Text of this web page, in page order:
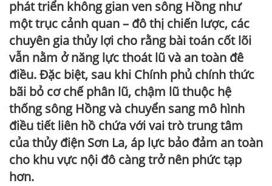
phát triển không gian ven sông Hồng như
một trục cảnh quan – đô thị chiến lược, các
chuyên gia thủy lợi cho rằng bài toán cốt lõi
vẫn nằm ở năng lực thoát lũ và an toàn đê
điều. Đặc biệt, sau khi Chính phủ chính thức
bãi bỏ cơ chế phân lũ, chậm lũ thuộc hệ
thống sông Hồng và chuyển sang mô hình
điều tiết liên hồ chứa với vai trò trung tâm
của thủy điện Sơn La, áp lực bảo đảm an toàn
cho khu vực nội đô càng trở nên phức tạp
hơn.